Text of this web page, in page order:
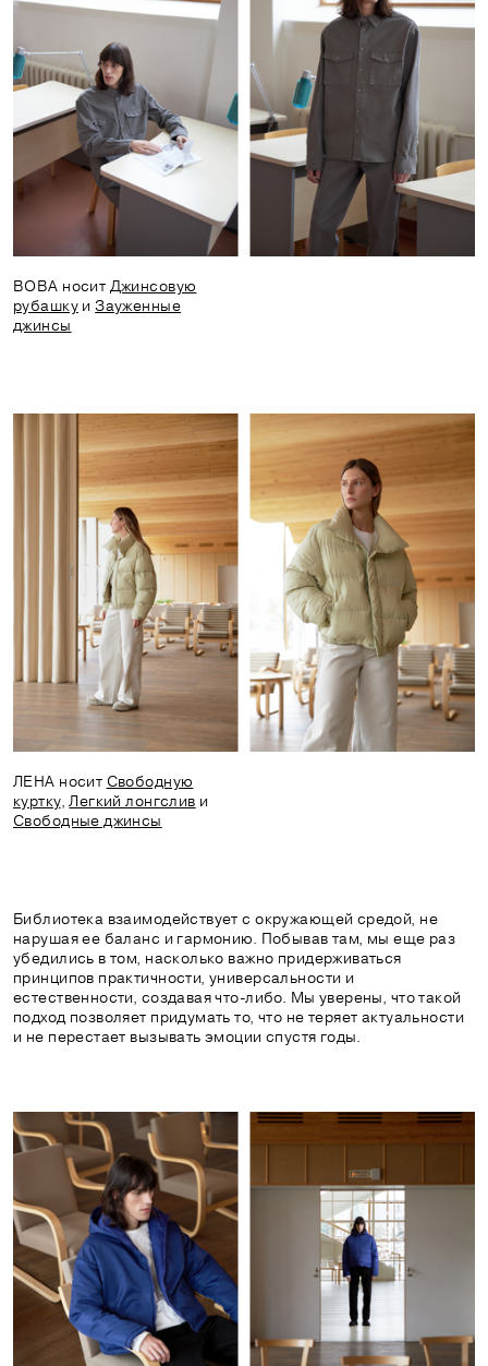
ВОВА носит Джинсовую
рубашкуиЗауженные
джинсы
ЛЕНА носит Свободную
куртку,Легкий лонгслив и
Свободные джинсы
Библиотека взаимодействует с окружающей средой, не
нарушая ее баланс и гармонию. Побывав там, мы еще раз
убедились в том, насколько важно придерживаться
принципов практичности, универсальности и
естественности, создавая что-либо. Мы уверены, что такой
подход позволяет придумать то, что не теряет актуальности
и не перестает вызывать эмоции спустя годы.